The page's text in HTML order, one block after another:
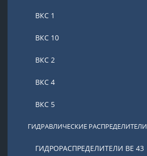
ВКС 1
ВКС 10
ВКС 2
ВКС 4
ВКС 5
ГИДРАВЛИЧЕСКИЕ РАСПРЕДЕЛИТЕЛИ
ГИДРОРАСПРЕДЕЛИТЕЛИ ВЕ 43